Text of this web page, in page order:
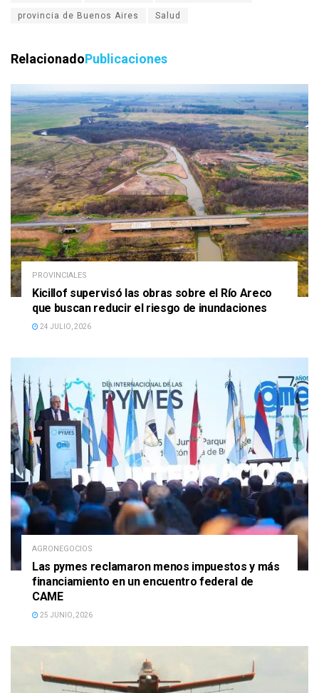
provincia de Buenos Aires Salud
RelacionadoPublicaciones
PROVINCIALES
Kicillof supervisó las obras sobre el Río Areco
que buscan reducir el riesgo de inundaciones
24 JULIO, 2026
AGRONEGOCIOS
Las pymes reclamaron menos impuestos y más
financiamiento en un encuentro federal de
CAME
25 JUNIO, 2026